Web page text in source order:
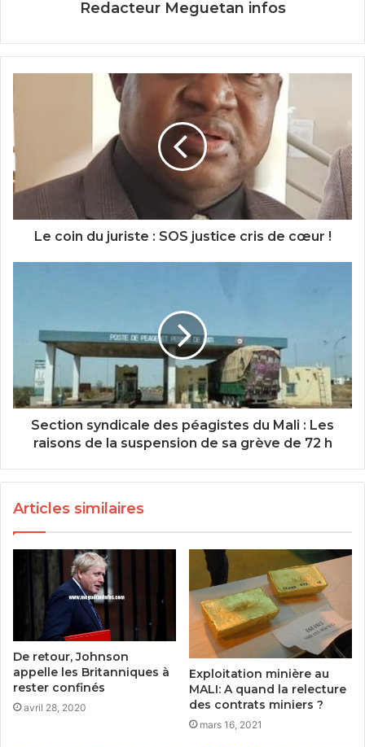
Redacteur Meguetan infos
Le coin du juriste : SOS justice cris de cœur !
Section syndicale des péagistes du Mali : Les
raisons de la suspension de sa grève de 72 h
Articles similaires
De retour, Johnson
appelle les Britanniques à
rester confinés
avril 28, 2020
Exploitation minière au
MALI: A quand la relecture
des contrats miniers ?
mars 16, 2021